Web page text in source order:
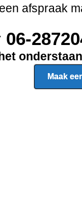
afspraak
06-
Maak